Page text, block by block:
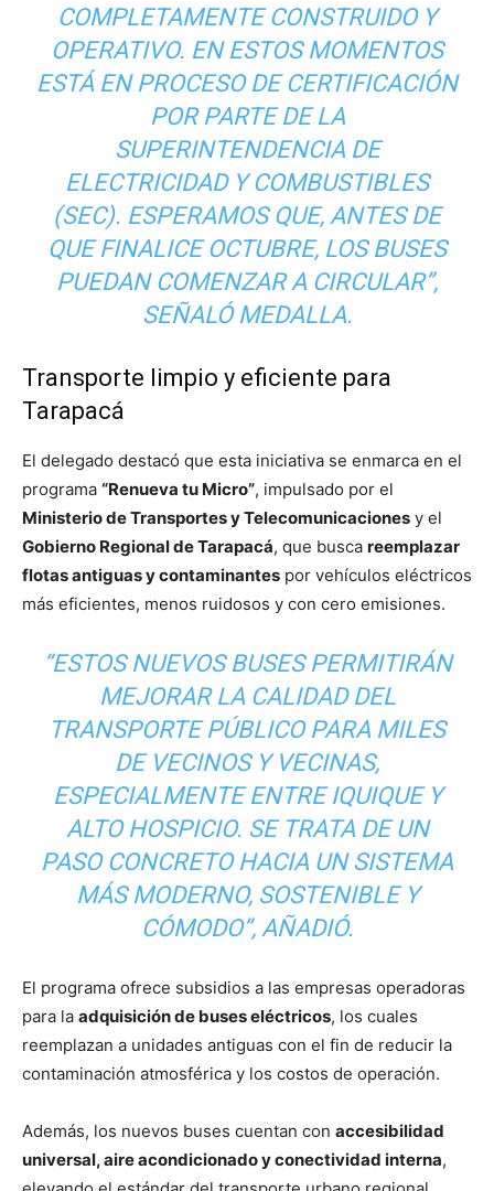
COMPLETAMENTE CONSTRUIDO Y
OPERATIVO. EN ESTOS MOMENTOS
ESTÁ EN PROCESO DE CERTIFICACIÓN
POR PARTE DE LA
SUPERINTENDENCIA DE
ELECTRICIDAD Y COMBUSTIBLES
(SEC). ESPERAMOS QUE, ANTES DE
QUE FINALICE OCTUBRE, LOS BUSES
PUEDAN COMENZAR A CIRCULAR”,
SEÑALÓ MEDALLA.
Transporte limpio y eficiente para
Tarapacá
El delegado destacó que esta iniciativa se enmarca en el
programa “Renueva tu Micro”, impulsado por el
Ministerio de Transportes y Telecomunicaciones y el
Gobierno Regional de Tarapacá, que busca reemplazar
flotas antiguas y contaminantes por vehículos eléctricos
más eficientes, menos ruidosos y con cero emisiones.
“ESTOS NUEVOS BUSES PERMITIRÁN
MEJORAR LA CALIDAD DEL
TRANSPORTE PÚBLICO PARA MILES
DE VECINOS Y VECINAS,
ESPECIALMENTE ENTRE IQUIQUE Y
ALTO HOSPICIO. SE TRATA DE UN
PASO CONCRETO HACIA UN SISTEMA
MÁS MODERNO, SOSTENIBLE Y
CÓMODO”, AÑADIÓ.
El programa ofrece subsidios a las empresas operadoras
para la adquisición de buses eléctricos, los cuales
reemplazan a unidades antiguas con el fin de reducir la
contaminación atmosférica y los costos de operación.
Además, los nuevos buses cuentan con accesibilidad
universal, aire acondicionado y conectividad interna,